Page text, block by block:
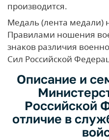
производится.
Медаль (лента медали)
Правилами ношения
знаков различия
Сил Российской
Описание и
Российской
отличие в